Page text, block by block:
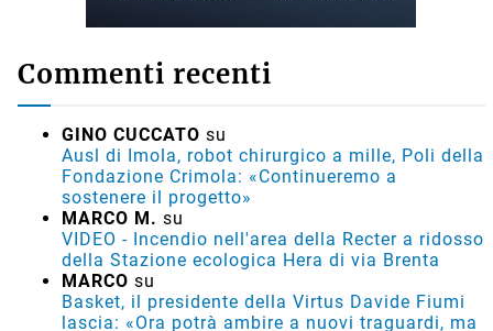
Commenti recenti
GINO CUCCATO su
Ausl di Imola, robot chirurgico a mille, Poli della
Fondazione Crimola: «Continueremo a
sostenere il progetto»
MARCO M. su
VIDEO - Incendio nell'area della Recter a ridosso
della Stazione ecologica Hera di via Brenta
MARCO su
Basket, il presidente della Virtus Davide Fiumi
lascia: «Ora potrà ambire a nuovi traguardi, ma